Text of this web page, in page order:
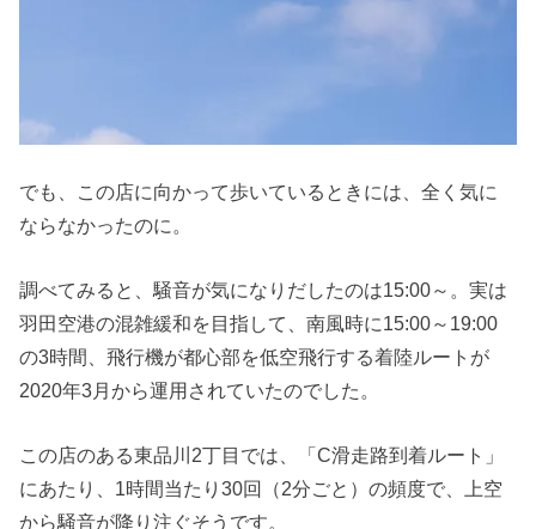
でも、この店に向かって歩いているときには、全く気に
ならなかったのに。
調べてみると、騒音が気になりだしたのは15:00～。実は
羽田空港の混雑緩和を目指して、南風時に15:00～19:00
の3時間、飛行機が都心部を低空飛行する着陸ルートが
2020年3月から運用されていたのでした。
この店のある東品川2丁目では、「C滑走路到着ルート」
にあたり、1時間当たり30回（2分ごと）の頻度で、上空
から騒音が降り注ぐそうです。